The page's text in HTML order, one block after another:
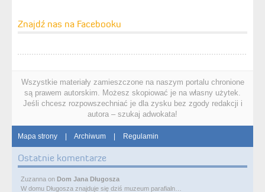
Znajdź nas na Facebooku
Wszystkie materiały zamieszczone na naszym portalu chronione
są prawem autorskim. Możesz skopiować je na własny użytek.
Jeśli chcesz rozpowszechniać je dla zysku bez zgody redakcji i
autora – szukaj adwokata!
Mapa strony | Archiwum | Regulamin
Ostatnie komentarze
Zuzanna on Dom Jana Długosza
W domu Długosza znajduje się dziś muzeum parafialn…